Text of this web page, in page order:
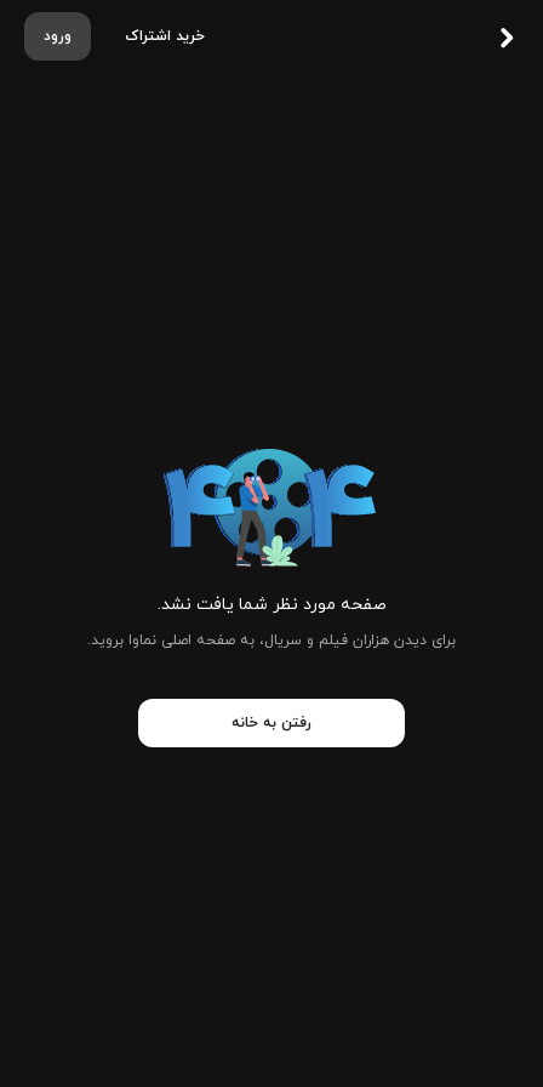
ورود خرید اشتراک
صفحه مورد نظر شما یافت نشد.
برای دیدن هزاران فیلم و سریال، به صفحه اصلی نماوا بروید.
رفتن به خانه